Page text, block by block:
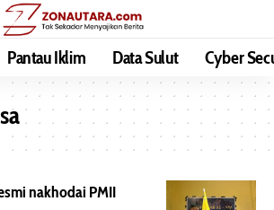
Pantau Iklim Data Sulut Cyber
nakhodai PMII